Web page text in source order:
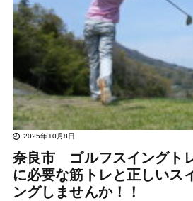
2025年10月8日
奈良市 ゴルフスイングト
に必要な筋トレと正しいス
ングしませんか！！